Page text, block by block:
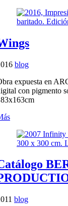
blog
expuesta en
con pigmento
blog